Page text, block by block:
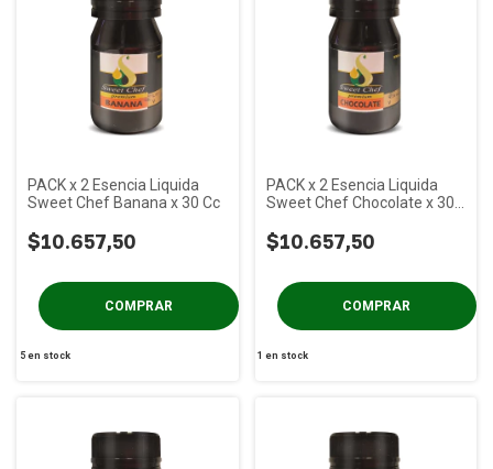
PACK x 2 Esencia Liquida
Sweet Chef Banana x 30 Cc
$10.657,50
5en stock
PACK x 2 Esencia Liquida
Sweet Chef Chocolate x 30
$10.657,50
1 en stock